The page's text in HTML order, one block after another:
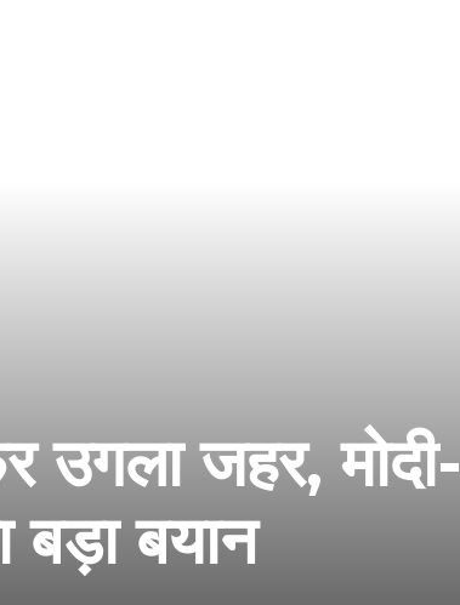
उगला जहर, मोदी-
बड़ा बयान